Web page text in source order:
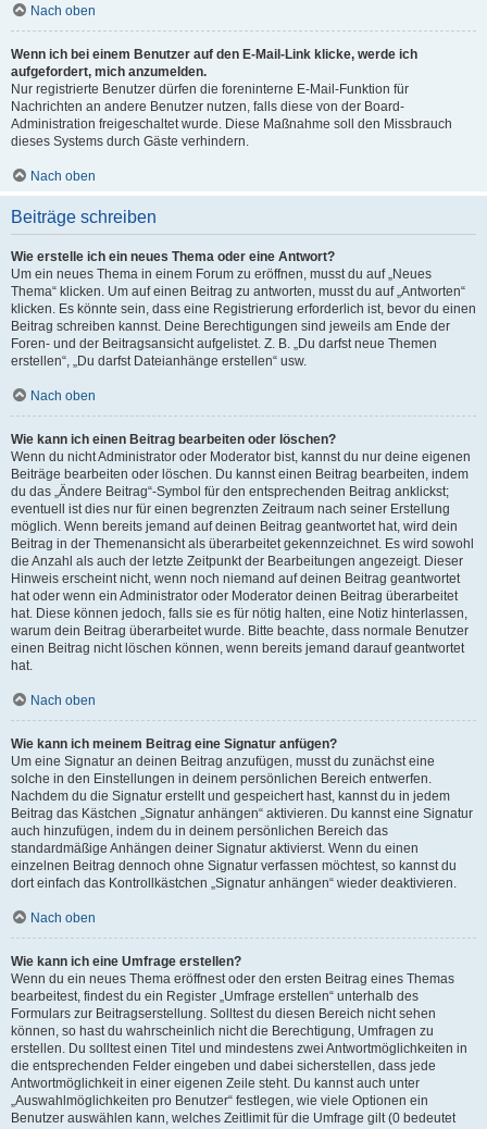
Nach oben
Wenn ich bei einem Benutzer auf den E-Mail-Link klicke, werde ich
aufgefordert, mich anzumelden.
Nur registrierte Benutzer dürfen die foreninterne E-Mail-Funktion für
Nachrichten an andere Benutzer nutzen, falls diese von der Board-
Administration freigeschaltet wurde. Diese Maßnahme soll den Missbrauch
dieses Systems durch Gäste verhindern.
Nach oben
Beiträge schreiben
Wie erstelle ich ein neues Thema oder eine Antwort?
Um ein neues Thema in einem Forum zu eröffnen, musst du auf „Neues
Thema“ klicken. Um auf einen Beitrag zu antworten, musst du auf „Antworten“
klicken. Es könnte sein, dass eine Registrierung erforderlich ist, bevor du einen
Beitrag schreiben kannst. Deine Berechtigungen sind jeweils am Ende der
Foren- und der Beitragsansicht aufgelistet. Z. B. „Du darfst neue Themen
erstellen“, „Du darfst Dateianhänge erstellen“ usw.
Nach oben
Wie kann ich einen Beitrag bearbeiten oder löschen?
Wenn du nicht Administrator oder Moderator bist, kannst du nur deine eigenen
Beiträge bearbeiten oder löschen. Du kannst einen Beitrag bearbeiten, indem
du das „Ändere Beitrag“-Symbol für den entsprechenden Beitrag anklickst;
eventuell ist dies nur für einen begrenzten Zeitraum nach seiner Erstellung
möglich. Wenn bereits jemand auf deinen Beitrag geantwortet hat, wird dein
Beitrag in der Themenansicht als überarbeitet gekennzeichnet. Es wird sowohl
die Anzahl als auch der letzte Zeitpunkt der Bearbeitungen angezeigt. Dieser
Hinweis erscheint nicht, wenn noch niemand auf deinen Beitrag geantwortet
hat oder wenn ein Administrator oder Moderator deinen Beitrag überarbeitet
hat. Diese können jedoch, falls sie es für nötig halten, eine Notiz hinterlassen,
warum dein Beitrag überarbeitet wurde. Bitte beachte, dass normale Benutzer
einen Beitrag nicht löschen können, wenn bereits jemand darauf geantwortet
hat.
Nach oben
Wie kann ich meinem Beitrag eine Signatur anfügen?
Um eine Signatur an deinen Beitrag anzufügen, musst du zunächst eine
solche in den Einstellungen in deinem persönlichen Bereich entwerfen.
Nachdem du die Signatur erstellt und gespeichert hast, kannst du in jedem
Beitrag das Kästchen „Signatur anhängen“ aktivieren. Du kannst eine Signatur
auch hinzufügen, indem du in deinem persönlichen Bereich das
standardmäßige Anhängen deiner Signatur aktivierst. Wenn du einen
einzelnen Beitrag dennoch ohne Signatur verfassen möchtest, so kannst du
dort einfach das Kontrollkästchen „Signatur anhängen“ wieder deaktivieren.
Nach oben
Wie kann ich eine Umfrage erstellen?
Wenn du ein neues Thema eröffnest oder den ersten Beitrag eines Themas
bearbeitest, findest du ein Register „Umfrage erstellen“ unterhalb des
Formulars zur Beitragserstellung. Solltest du diesen Bereich nicht sehen
können, so hast du wahrscheinlich nicht die Berechtigung, Umfragen zu
erstellen. Du solltest einen Titel und mindestens zwei Antwortmöglichkeiten in
die entsprechenden Felder eingeben und dabei sicherstellen, dass jede
Antwortmöglichkeit in einer eigenen Zeile steht. Du kannst auch unter
„Auswahlmöglichkeiten pro Benutzer“ festlegen, wie viele Optionen ein
Benutzer auswählen kann, welches Zeitlimit für die Umfrage gilt (0 bedeutet